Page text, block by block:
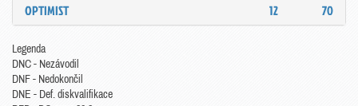
OPTIMIST 12 70
Legenda
DNC - Nezávodil
DNF - Nedokončil
DNE - Def. diskvalifikace